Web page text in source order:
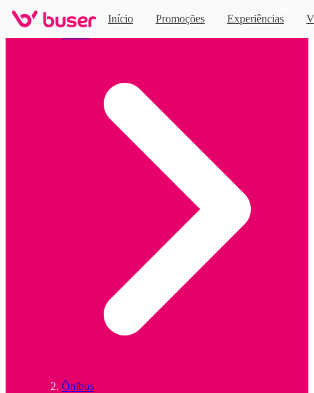
Início Promoções Experiências
Ônibus